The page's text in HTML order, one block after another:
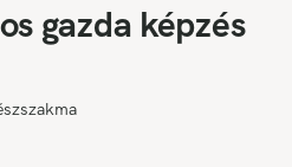
gazda képzés